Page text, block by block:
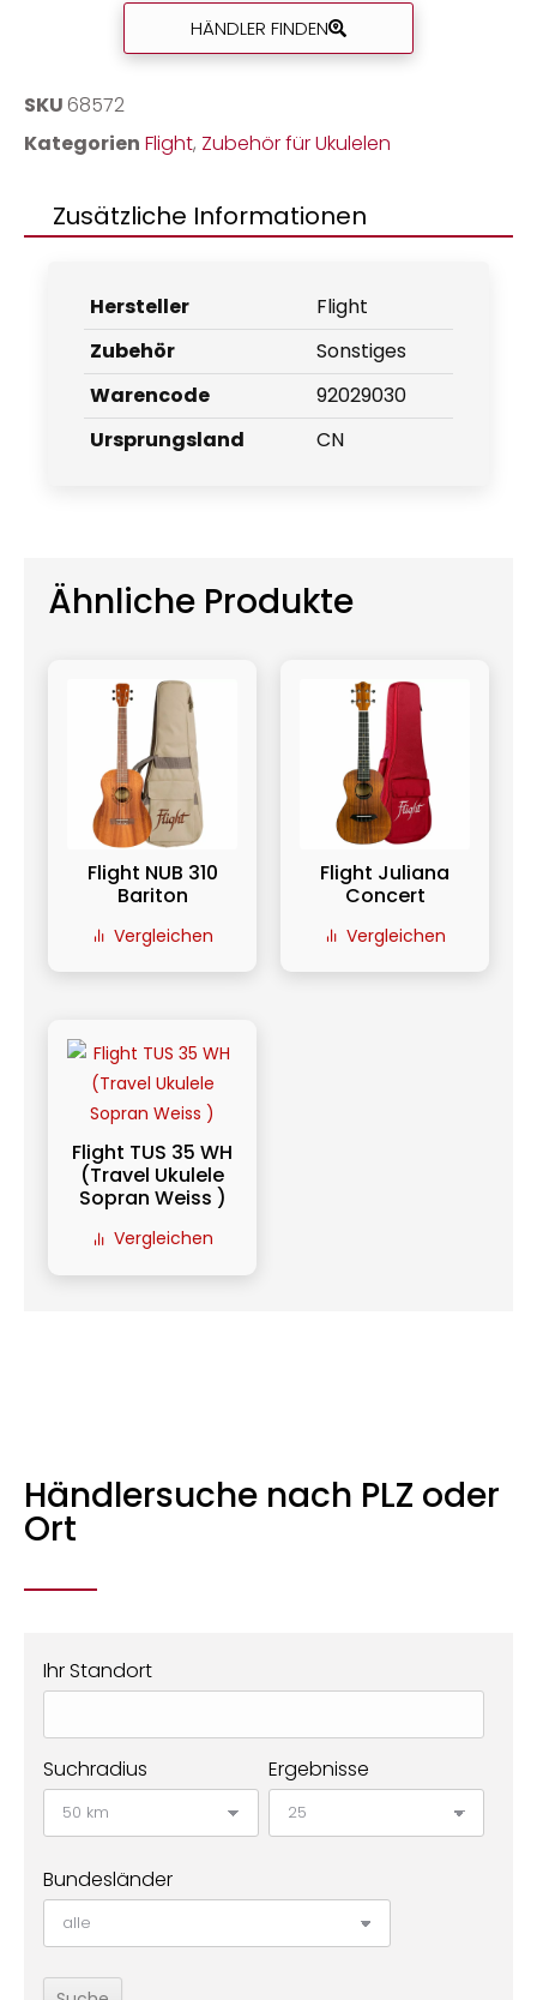
HÄNDLER FINDEN
SKU 68572
Kategorien Flight, Zubehör für Ukulelen
Zusätzliche Informationen
Hersteller
Flight
Zubehör
Sonstiges
Warencode
92029030
Ursprungsland
CN
Ähnliche Produkte
Flight NUB 310
Bariton
Vergleichen
Flight Juliana
Concert
Vergleichen
Flight TUS 35 WH
(Travel Ukulele
Sopran Weiss )
Vergleichen
Händlersuche nach PLZ oder
Ort
Ihr Standort
Suchradius Ergebnisse
Bundesländer